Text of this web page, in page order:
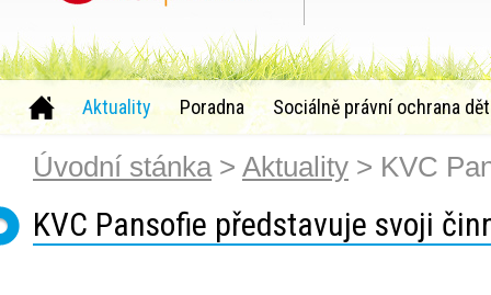
Aktuality Poradna Sociálně právní ochrana
Úvodní stánka> Aktuality > KVC
KVC Pansofie představuje svoji